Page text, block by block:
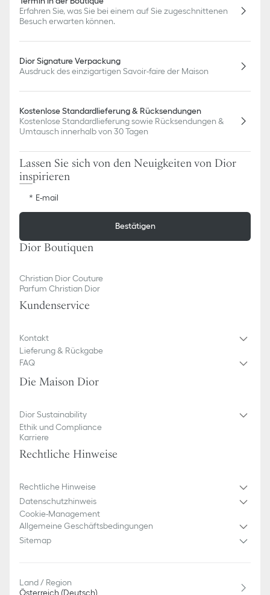
Erfahren Sie, was Sie bei einem auf Sie zugeschnittenen
Besuch erwarten können.
Dior Signature Verpackung
Ausdruck des einzigartigen Savoir-faire der Maison
Kostenlose Standardlieferung & Rücksendungen
Kostenlose Standardlieferung sowie Rücksendungen &
Umtausch innerhalb von 30 Tagen
Lassen Sie sich von den Neuigkeiten von Dior
inspirieren
E-mail
Bestätigen
Dior Boutiquen
Christian Dior Couture
Parfum Christian Dior
Kundenservice
Kontakt
Lieferung & Rückgabe
FAQ
Die Maison Dior
Dior Sustainability
Ethik und Compliance
Karriere
Rechtliche Hinweise
Rechtliche Hinweise
Datenschutzhinweis
Cookie-Management
Allgemeine Geschäftsbedingungen
Sitemap
Land / Region
Österreich (Deutsch)